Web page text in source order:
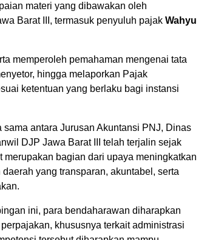
materi yang dibawakan oleh
Barat III, termasuk penyuluh pajak Wahyu
memperoleh pemahaman mengenai tata
hingga melaporkan Pajak
ketentuan yang berlaku bagi instansi
antara Jurusan Akuntansi PNJ, Dinas
DJP Jawa Barat III telah terjalin sejak
merupakan bagian dari upaya meningkatkan
yang transparan, akuntabel, serta
ini, para bendaharawan diharapkan
khususnya terkait administrasi